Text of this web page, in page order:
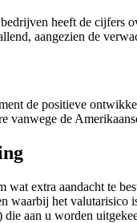
heeft de cijfers
aangezien de
de positieve
vanwege de
wat extra aandacht te
waarbij het valutarisico
die aan u worden